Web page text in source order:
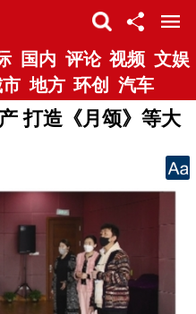
国内 评论 视频 文娱
地方 环创 汽车
打造《月颂》等大